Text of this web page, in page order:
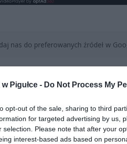
Pigułce - Do Not Process My
opt-out of the sale, sharing to third
for targeted advertising by us,
selection. Please note that after your
interest-based ads based on
nas do preferowanych źródeł w